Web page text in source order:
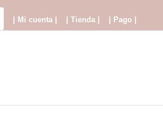
| Mi cuenta | | Tienda | | Pago |